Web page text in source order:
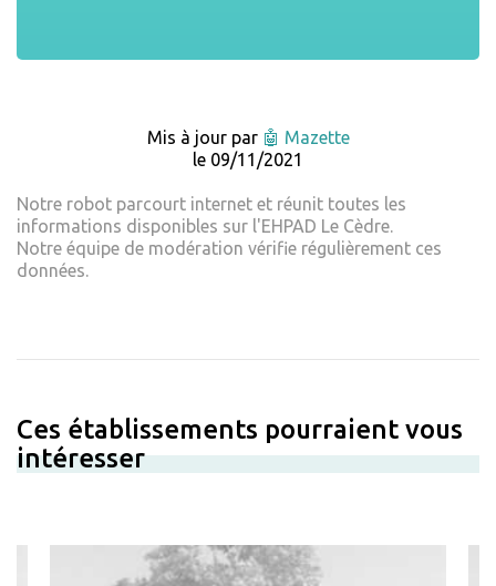
Mis à jour par 🤖 Mazette
le 09/11/2021
Notre robot parcourt internet et réunit toutes les
informations disponibles sur l'EHPAD Le Cèdre.
Notre équipe de modération vérifie régulièrement ces
données.
Ces établissements pourraient vous
intéresser